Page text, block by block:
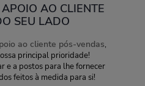
AO CLIENTE
SEU LADO
ao cliente pós-vendas,
principal prioridade!
e a postos para lhe fornecer
feitos à medida para si!